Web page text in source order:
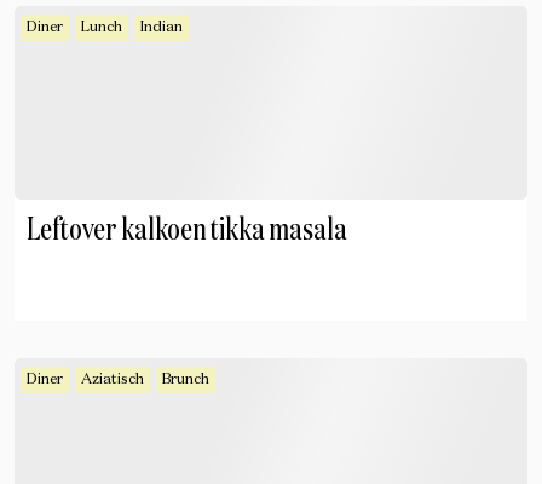
Diner Lunch Indian
Leftover kalkoen tikka masala
Diner Aziatisch Brunch